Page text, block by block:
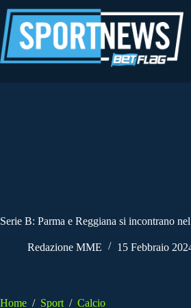
al
contenuto
Serie B: Parma e Reggiana si incontrano
Redazione MME 15 Febbraio
Home / Sport / Calcio